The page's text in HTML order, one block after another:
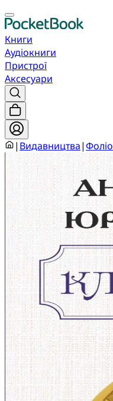
Книги
Аудіокниги
Пристрої
Аксесуари
| Видавництва|Фоліо